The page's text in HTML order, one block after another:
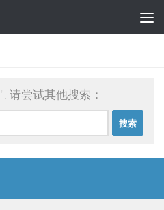
". 请尝试其他搜索：